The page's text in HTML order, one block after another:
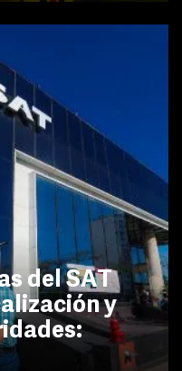
del SAT
y